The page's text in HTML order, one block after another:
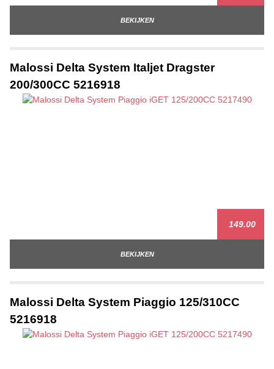
BEKIJKEN
Malossi Delta System Italjet Dragster
200/300CC 5216918
149.00
BEKIJKEN
Malossi Delta System Piaggio 125/310CC
5216918